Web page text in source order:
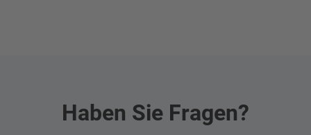
Haben Sie Fragen?